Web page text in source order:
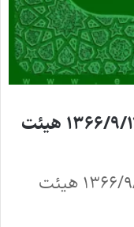
رای وحدت رویه شماره ۵۰۶ – ۱۳۶۶/۹/۱۷ هیئت
رای وحدت رویه شماره ۵۰۶ - ۱۳۶۶/۹/۱۷ هیئت